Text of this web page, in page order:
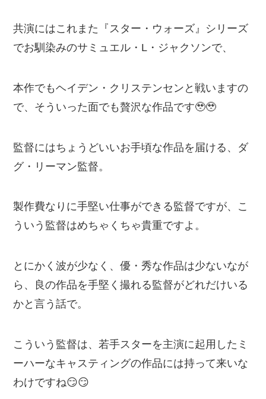
共演にはこれまた『スター・ウォーズ』シリーズ
でお馴染みのサミュエル・L・ジャクソンで、
本作でもヘイデン・クリステンセンと戦いますの
で、そういった面でも贅沢な作品です🥹🥹
監督にはちょうどいいお手頃な作品を届ける、ダ
グ・リーマン監督。
製作費なりに手堅い仕事ができる監督ですが、こ
ういう監督はめちゃくちゃ貴重ですよ。
とにかく波が少なく、優・秀な作品は少ないなが
ら、良の作品を手堅く撮れる監督がどれだけいる
かと言う話で。
こういう監督は、若手スターを主演に起用したミ
ーハーなキャスティングの作品には持って来いな
わけですね😏😏